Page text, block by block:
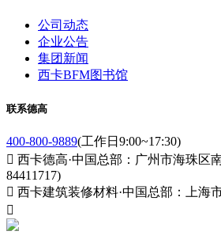
公司动态
企业公告
集团新闻
西卡BFM图书馆
联系德高
400-800-9889(工作日9:00~17:30)
 西卡德高·中国总部：广州市海珠区
84411717)
 西卡建筑装修材料·中国总部：上海
